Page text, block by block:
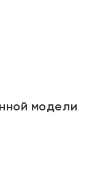
модели